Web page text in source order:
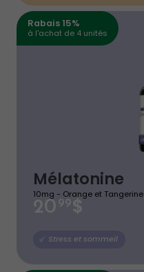
Rabais 15%
à l'achat de 4 unités
Mélatonine
10mg - Orange et Tangerine
20 99$
Stress et sommeil